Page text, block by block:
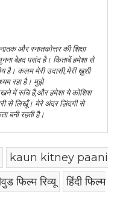
और स्नातकोत्तर की शिक्षा
बेहद पसंद है। किताबें हमेशा से
है। कलम मेरी उदासी,मेरी ख़ुशी
रहा है। मुझे
में रुचि है,और हमेशा ये कोशिश
से लिखूँ। मेरे अंदर ज़िंदगी से
बनी रहती है।
kaun kitney paani
फिल्म रिव्यू
हिंदी फिल्म